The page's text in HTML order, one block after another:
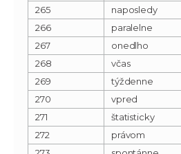
265
naposledy
266
paralelne
267
onedlho
268
včas
269
týždenne
270
vpred
271
štatisticky
272
právom